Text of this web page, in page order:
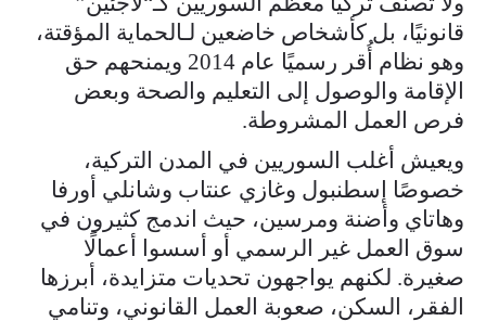
قانونيًا، بل كأشخاص خاضعين لـالحماية المؤقتة،
وهو نظام أُقر رسميًا عام 2014 ويمنحهم حق
الإقامة والوصول إلى التعليم والصحة وبعض
فرص العمل المشروطة.
ويعيش أغلب السوريين في المدن التركية،
خصوصًا إسطنبول وغازي عنتاب وشانلي أورفا
وهاتاي وأضنة ومرسين، حيث اندمج كثيرون في
سوق العمل غير الرسمي أو أسسوا أعمالًا
صغيرة. لكنهم يواجهون تحديات متزايدة، أبرزها
الفقر، السكن، صعوبة العمل القانوني، وتنامي